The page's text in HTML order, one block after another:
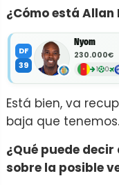
¿Cómo está Allan
DF
39
Nyom
230.000€
1 0
Está bien, va
baja que tenemos.
¿Qué puede
sobre la posible